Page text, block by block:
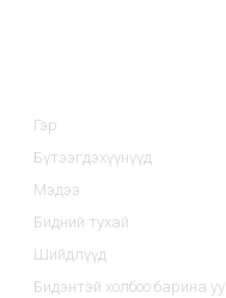
Гэр
Бүтээгдэхүүнүүд
Мэдээ
Бидний тухай
Шийдлүүд
Бидэнтэй холбоо барина уу